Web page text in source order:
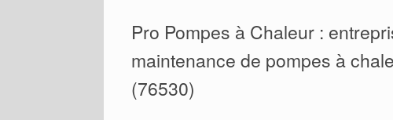
Pro Pompes à Chaleur :
maintenance de pompes à
(76530)